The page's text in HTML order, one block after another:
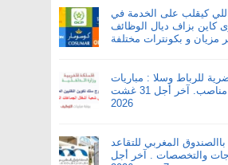
كيقلب على الخدمة في
كاين بزاف ديال الوظائف
مزيان و بكونترات مختلفة
للرباط وسلا : مباريات
لتوظيف 07 مناصب. آخر أجل 31 غشت
2026
المغربي للتقاعد
والتخصصات . آخر أجل